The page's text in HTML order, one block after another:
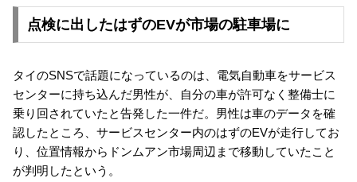
点検に出したはずのEVが市場の駐車場に
タイのSNSで話題になっているのは、電気自動車をサービス
センターに持ち込んだ男性が、自分の車が許可なく整備士に
乗り回されていたと告発した一件だ。男性は車のデータを確
認したところ、サービスセンター内のはずのEVが走行してお
り、位置情報からドンムアン市場周辺まで移動していたこと
が判明したという。